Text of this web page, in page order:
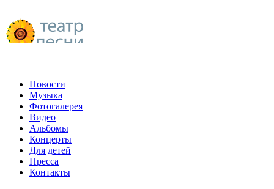
Новости
Музыка
Фотогалерея
Видео
Альбомы
Концерты
Для детей
Пресса
Контакты